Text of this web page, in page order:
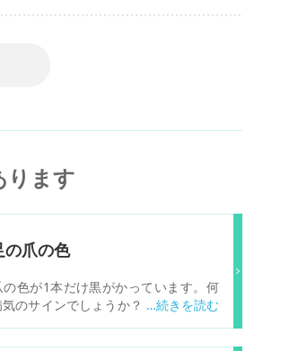
ります
の爪の色
色が1本だけ黒がかっています。何
のサインでしょうか？ちなみにぶつ